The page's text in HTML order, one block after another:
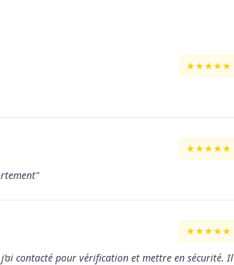
★★★★★
★★★★★
★★★★★
contacté pour vérification et mettre en sécurité. Il